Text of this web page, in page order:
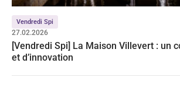
Vendredi Spi
27.02.2026
[Vendredi Spi] La Maison Villevert : un
et d’innovation